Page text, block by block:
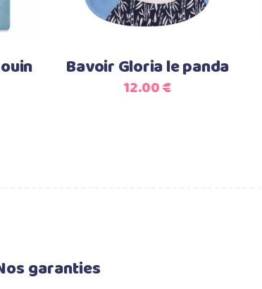
Bavoir Gloria le panda
12.00€
garanties